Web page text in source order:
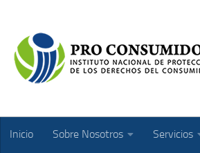
Inicio Sobre Nosotros Servicios